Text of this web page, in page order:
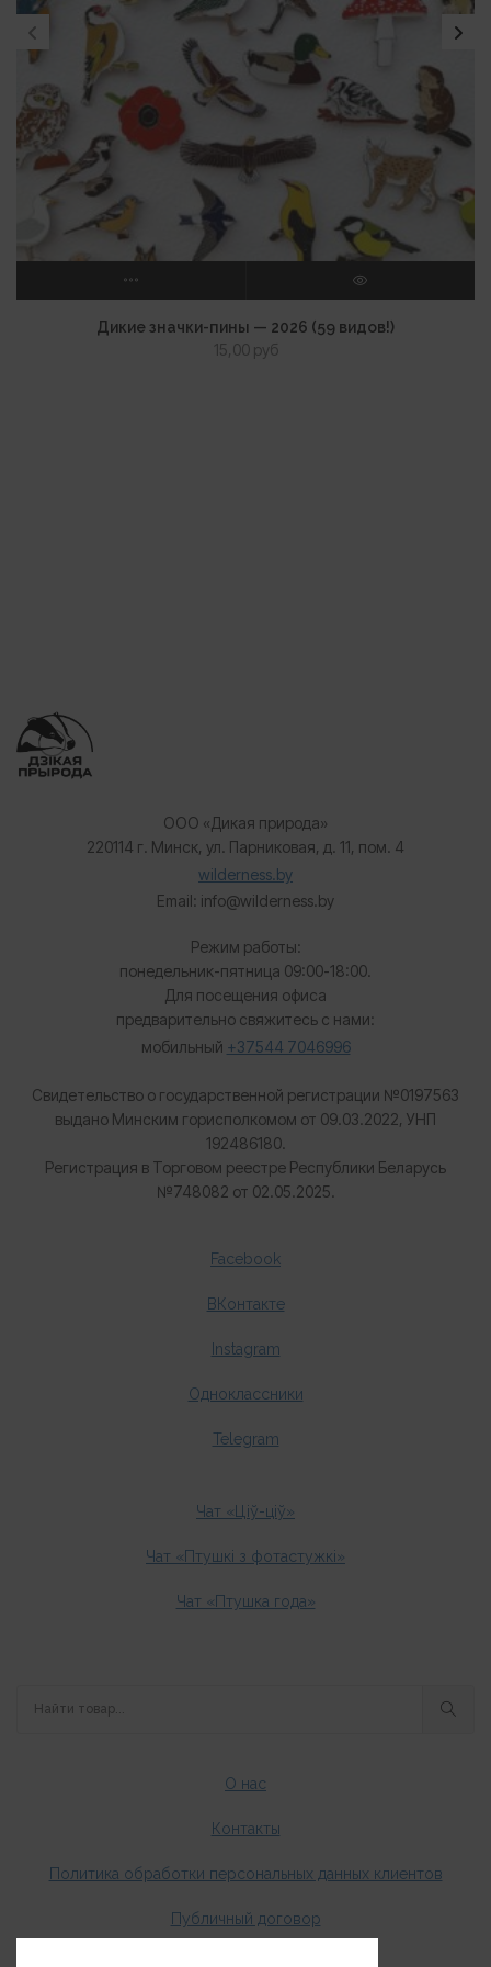
ВЫБЕРИТЕ ПАРАМЕТРЫ ПРОСМОТР
Дикие значки-пины — 2026 (59 видов!)
15,00 руб
ООО «Дикая природа»
220114 г. Минск, ул. Парниковая, д. 11, пом. 4
wilderness.by
Email: info@wilderness.by
Режим работы:
понедельник-пятница 09:00-18:00.
Для посещения офиса
предварительно свяжитесь с нами:
мобильный +37544 7046996
Свидетельство о государственной регистрации №0197563
выдано Минским горисполкомом от 09.03.2022, УНП
192486180.
Регистрация в Торговом реестре Республики Беларусь
№748082 от 02.05.2025.
Facebook
ВКонтакте
Instagram
Одноклассники
Telegram
Чат «Ціў-ціў»
Чат «Птушкі з фотастужкі»
Чат «Птушка года»
О нас
Контакты
Политика обработки персональных данных клиентов
Публичный договор